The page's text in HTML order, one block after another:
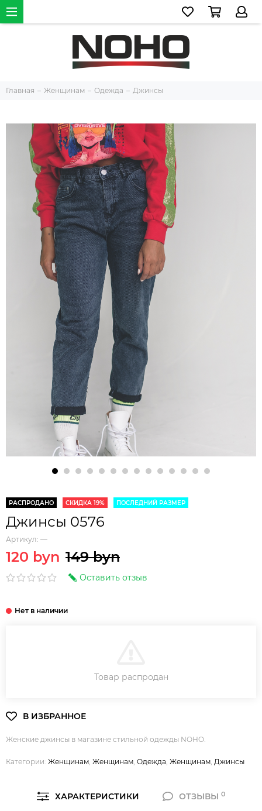
Главная Женщинам Одежда Джинсы
РАСПРОДАНО СКИДКА 19% ПОСЛЕДНИЙ РАЗМЕР
Джинсы 0576
Артикул: —
120 byn 149 byn
Оставить отзыв
Товар распродан
Женские джинсы в магазине стильной одежды NOHO.
Категории: Женщинам, Женщинам, Одежда, Женщинам, Джинсы
ХАРАКТЕРИСТИКИ ОТЗЫВЫ0